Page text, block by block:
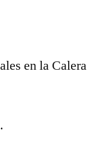
en la